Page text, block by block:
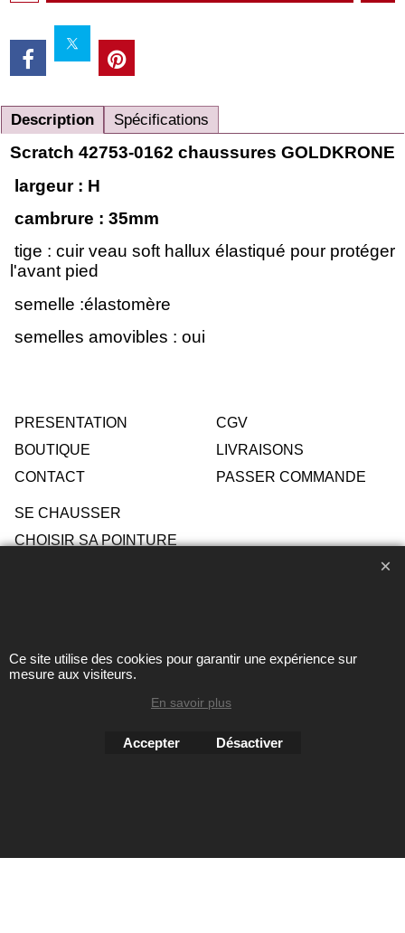
Description Spécifications
Scratch 42753-0162 chaussures GOLDKRONE
largeur : H
cambrure : 35mm
tige : cuir veau soft hallux élastiqué pour protéger
l'avant pied
semelle :élastomère
semelles amovibles : oui
PRESENTATION
BOUTIQUE
CONTACT
CGV
LIVRAISONS
PASSER COMMANDE
SE CHAUSSER
CHOISIR SA POINTURE
Toute reproduction de textes, photos ou autres éléments des
sites Avril chausseur confort est strictement interdite sous
peine de poursuites
Ce site utilise des cookies pour garantir une expérience sur
mesure aux visiteurs.
En savoir plus
Accepter Désactiver